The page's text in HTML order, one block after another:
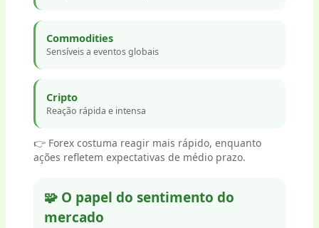
Commodities
Sensíveis a eventos globais
Cripto
Reação rápida e intensa
👉 Forex costuma reagir mais rápido, enquanto
ações refletem expectativas de médio prazo.
🧩 O papel do sentimento do
mercado